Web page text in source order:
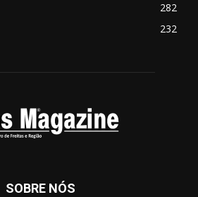
282
232
SOBRE NÓS